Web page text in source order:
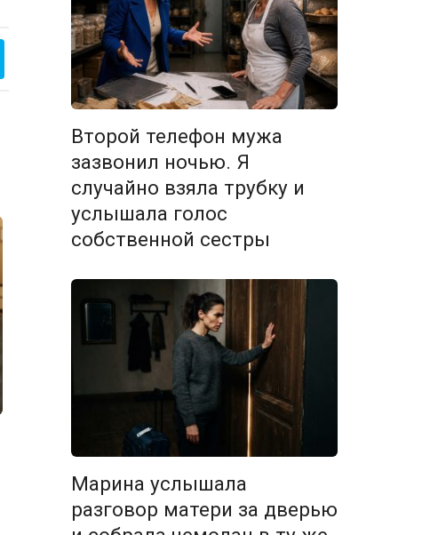
Второй телефон мужа
зазвонил ночью. Я
случайно взяла трубку и
услышала голос
собственной сестры
Марина услышала
разговор матери за дверью